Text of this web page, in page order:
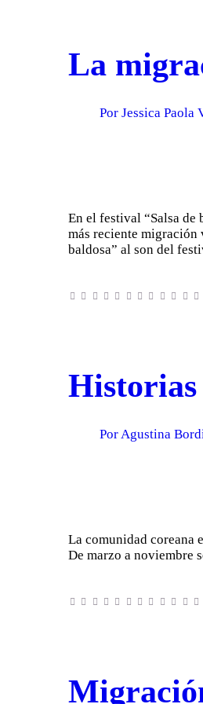
La
Por Jessica Paola
En el festival “Salsa
más reciente migración
baldosa” al son del
Por Agustina
La comunidad coreana
De marzo a noviembre